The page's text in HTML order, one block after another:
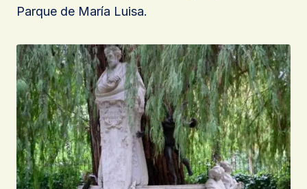
Parque de María Luisa.